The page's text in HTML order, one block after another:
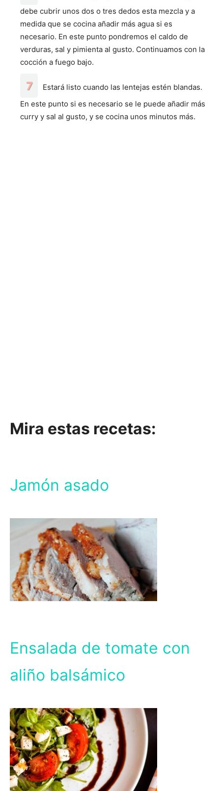
debe cubrir unos dos o tres dedos esta mezcla y a
medida que se cocina añadir más agua si es
necesario. En este punto pondremos el caldo de
verduras, sal y pimienta al gusto. Continuamos con la
cocción a fuego bajo.
Estará listo cuando las lentejas estén blandas.
En este punto si es necesario se le puede añadir más
curry y sal al gusto, y se cocina unos minutos más.
Mira estas recetas:
Jamón asado
Ensalada de tomate con
aliño balsámico